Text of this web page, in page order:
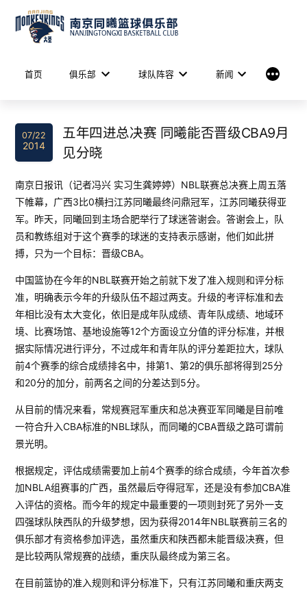
content
首页 俱乐部 球队阵容 新闻 More
07/22
2014
五年四进总决赛 同曦能否晋级CBA9月
见分晓
南京日报讯（记者冯兴 实习生龚婷婷）NBL联赛总决赛上周五落
下帷幕，广西3比0横扫江苏同曦最终问鼎冠军，江苏同曦获得亚
军。昨天，同曦回到主场合肥举行了球迷答谢会。答谢会上，队
员和教练组对于这个赛季的球迷的支持表示感谢，他们如此拼
搏，只为一个目标：晋级CBA。
中国篮协在今年的NBL联赛开始之前就下发了准入规则和评分标
准，明确表示今年的升级队伍不超过两支。升级的考评标准和去
年相比没有太大变化，依旧是成年队成绩、青年队成绩、地域环
境、比赛场馆、基地设施等12个方面设立分值的评分标准，并根
据实际情况进行评分，不过成年和青年队的评分差距拉大，球队
前4个赛季的综合成绩排名中，排第1、第2的俱乐部将得到25分
和20分的加分，前两名之间的分差达到5分。
从目前的情况来看，常规赛冠军重庆和总决赛亚军同曦是目前唯
一符合升入CBA标准的NBL球队，而同曦的CBA晋级之路可谓前
景光明。
根据规定，评估成绩需要加上前4个赛季的综合成绩，今年首次参
加NBLA组赛事的广西，虽然最后夺得冠军，还是没有参加CBA准
入评估的资格。而今年的规定中最重要的一项则封死了另外一支
四强球队陕西队的升级梦想，因为获得2014年NBL联赛前三名的
俱乐部才有资格参加评选，虽然重庆和陕西都未能晋级决赛，但
是比较两队常规赛的战绩，重庆队最终成为第三名。
在目前篮协的准入规则和评分标准下，只有江苏同曦和重庆两支